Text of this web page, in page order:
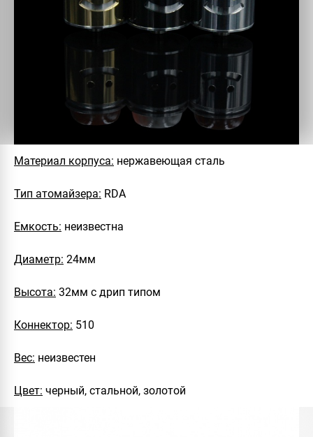
Материал корпуса: нержавеющая сталь
Тип атомайзера: RDA
Емкость: неизвестна
Диаметр: 24мм
Высота: 32мм с дрип типом
Коннектор: 510
Вес: неизвестен
Цвет: черный, стальной, золотой